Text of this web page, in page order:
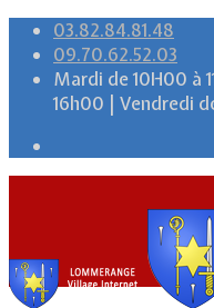
03.82.84.81.48
09.70.62.52.03
Mardi de 10H00 à
16h00 | Vendredi